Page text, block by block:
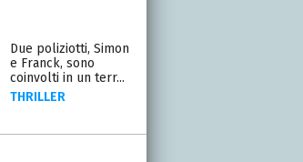
Due poliziotti, Simon
e Franck, sono
coinvolti in un terr...
THRILLER